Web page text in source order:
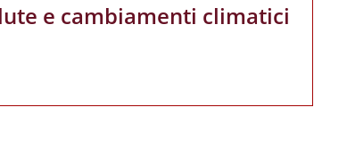
e cambiamenti climatici